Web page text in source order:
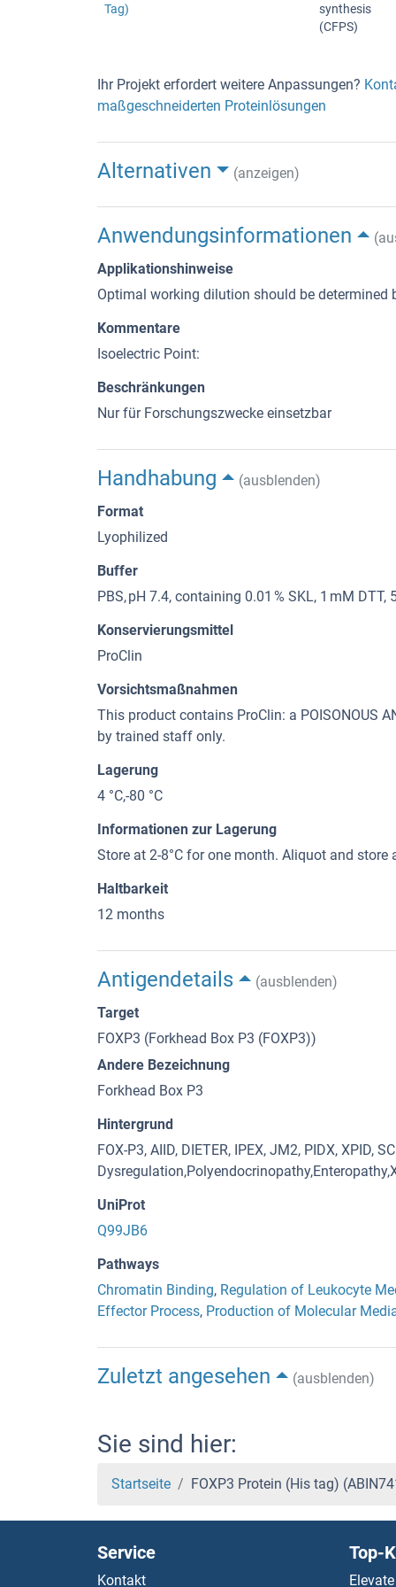
Tag)
synthesis
(CFPS)
Ihr Projekt erfordert weitere Anpassungen?
maßgeschneiderten Proteinlösungen
Alternativen (anzeigen)
Anwendungsinformationen
Applikationshinweise
Optimal working dilution should be determined
Kommentare
Isoelectric Point:
Beschränkungen
Nur für Forschungszwecke einsetzbar
Handhabung
(ausblenden)
Format
Lyophilized
Buffer
PBS, pH 7.4, containing 0.01 % SKL, 1 mM
Konservierungsmittel
ProClin
Vorsichtsmaßnahmen
This product contains ProClin: a POISONOUS
by trained staff only.
Lagerung
4 °C,-80 °C
Informationen zur Lagerung
Store at 2-8°C for one month. Aliquot and store
Haltbarkeit
12 months
Antigendetails
(ausblenden)
Target
FOXP3 (Forkhead Box P3 (FOXP3))
Andere Bezeichnung
Forkhead Box P3
Hintergrund
FOX-P3, AIID, DIETER, IPEX, JM2, PIDX, XPID,
UniProt
Q99JB6
Pathways
Chromatin Binding, Regulation of Leukocyte
Effector Process, Production of Molecular
Zuletzt angesehen (ausblenden)
Sie sind hier:
Startseite FOXP3 Protein (His tag)
Service
Kontakt
Top-